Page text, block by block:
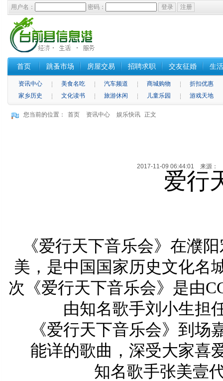
用户名： 密码：
首页 跳蚤市场 房屋交易 招聘求职 交友征婚 生
资讯中心 美食名吃 汽车频道 商城购物
折扣优惠
家乡历史
文化读书 旅游休闲 儿童乐园 游戏天地
您当前的位置： 首页 资讯中心 娱乐快讯 正文
2017-11-09 06:44:01 来源：
爱行
《爱行天下音乐会》 在濮阳
美，是中国国家历史文化名
次 《爱行天下音乐会》是由
由知名歌手刘小生担
《爱行天下音乐会》到
能详的歌曲，深受大家喜
知名歌手张美壹